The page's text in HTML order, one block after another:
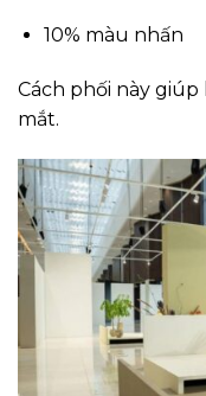
10% màu nhấn
Cách phối này
mắt.